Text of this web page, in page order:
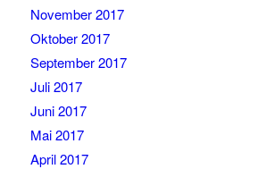
November 2017
Oktober 2017
September 2017
Juli 2017
Juni 2017
Mai 2017
April 2017